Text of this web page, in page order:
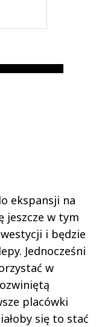
ekspansji na
jeszcze w tym
i będzie
Jednocześni
w
placówki
się to stać